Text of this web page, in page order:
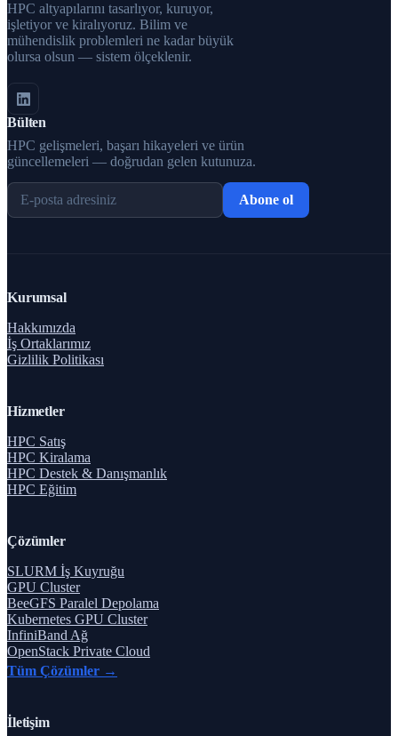
HPC altyapılarını tasarlıyor, kuruyor,
işletiyor ve kiralıyoruz. Bilim ve
mühendislik problemleri ne kadar büyük
olursa olsun — sistem ölçeklenir.
Bülten
HPC gelişmeleri, başarı hikayeleri ve ürün
güncellemeleri — doğrudan gelen kutunuza.
Abone ol
Kurumsal
Hakkımızda
İş Ortaklarımız
Gizlilik Politikası
Hizmetler
HPC Satış
HPC Kiralama
HPC Destek & Danışmanlık
HPC Eğitim
Çözümler
SLURM İş Kuyruğu
GPU Cluster
BeeGFS Paralel Depolama
Kubernetes GPU Cluster
InfiniBand Ağ
OpenStack Private Cloud
Tüm Çözümler →
İletişim